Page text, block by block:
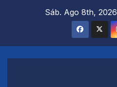
Sáb. Ago 8th, 2026